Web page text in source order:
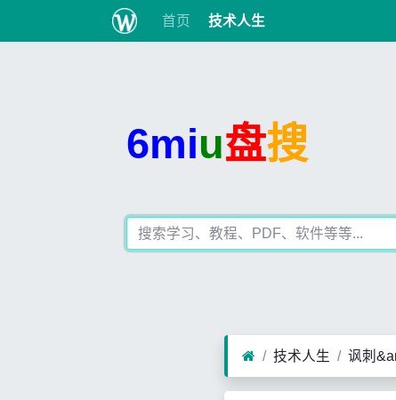
首页 技术人生
6miu盘搜
技术人生 讽刺